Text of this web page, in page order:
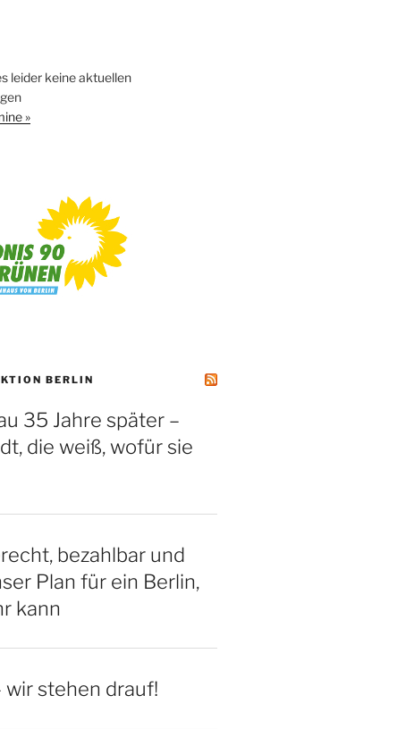
leider keine aktuellen
»
BERLIN
35 Jahre später –
die weiß, wofür sie
bezahlbar und
Plan für ein Berlin,
kann
wir stehen drauf!